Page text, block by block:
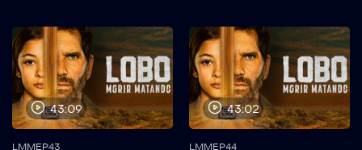
43:09
LMMEP43
43:02
LMMEP44